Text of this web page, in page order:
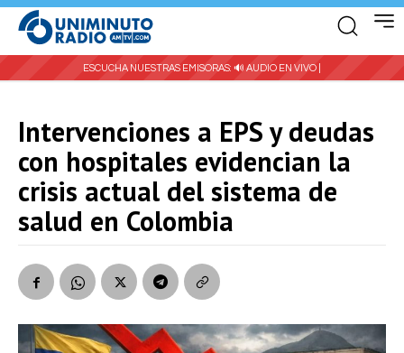
ESCUCHA NUESTRAS EMISORAS: 🔊 AUDIO EN VIVO |
Intervenciones a EPS y deudas
con hospitales evidencian la
crisis actual del sistema de
salud en Colombia